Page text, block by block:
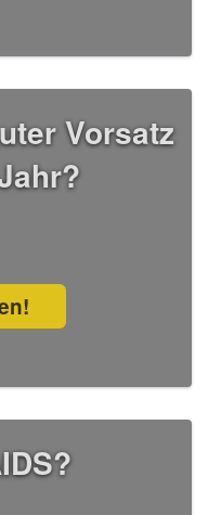
Vorsatz